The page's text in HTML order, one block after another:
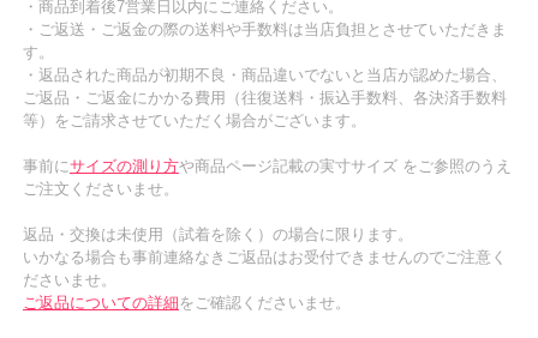
・商品到着後7営業日以内にご連絡ください。
・ご返送・ご返金の際の送料や手数料は当店負担とさせていただきま
す。
・返品された商品が初期不良・商品違いでないと当店が認めた場合、
ご返品・ご返金にかかる費用（往復送料・振込手数料、各決済手数料
等）をご請求させていただく場合がございます。
事前にサイズの測り方や商品ページ記載の実寸サイズ をご参照のうえ
ご注文くださいませ。
返品・交換は未使用（試着を除く）の場合に限ります。
いかなる場合も事前連絡なきご返品はお受付できませんのでご注意く
ださいませ。
ご返品についての詳細をご確認くださいませ。